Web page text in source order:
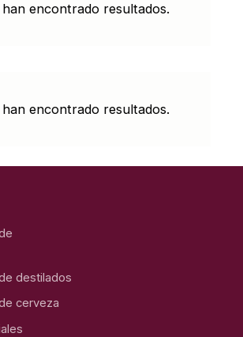
encontrado resultados.
encontrado resultados.
destilados
cerveza